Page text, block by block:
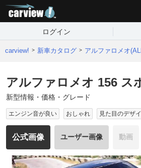
ログイン
carview! 新車カタログ アルファロメオ
アルファロメオ 156 ス
新型情報・価格・グレード
エンジン音が良い おしゃれ 見た目のデザ
公式画像 ユーザー画像 動画